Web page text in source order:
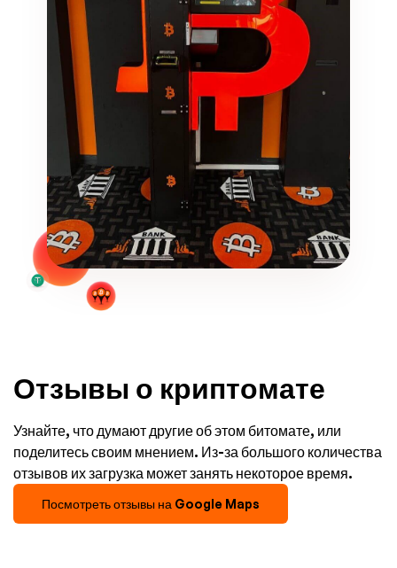
Отзывы о криптомате
Узнайте, что думают другие об этом битомате, или
поделитесь своим мнением. Из-за большого количества
отзывов их загрузка может занять некоторое время.
Посмотреть отзывы на Google Maps